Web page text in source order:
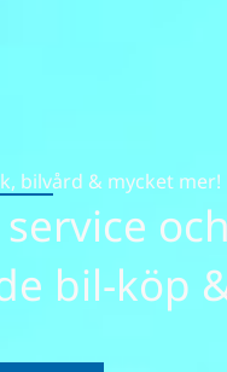
bilvård & mycket mer!
bil-köp